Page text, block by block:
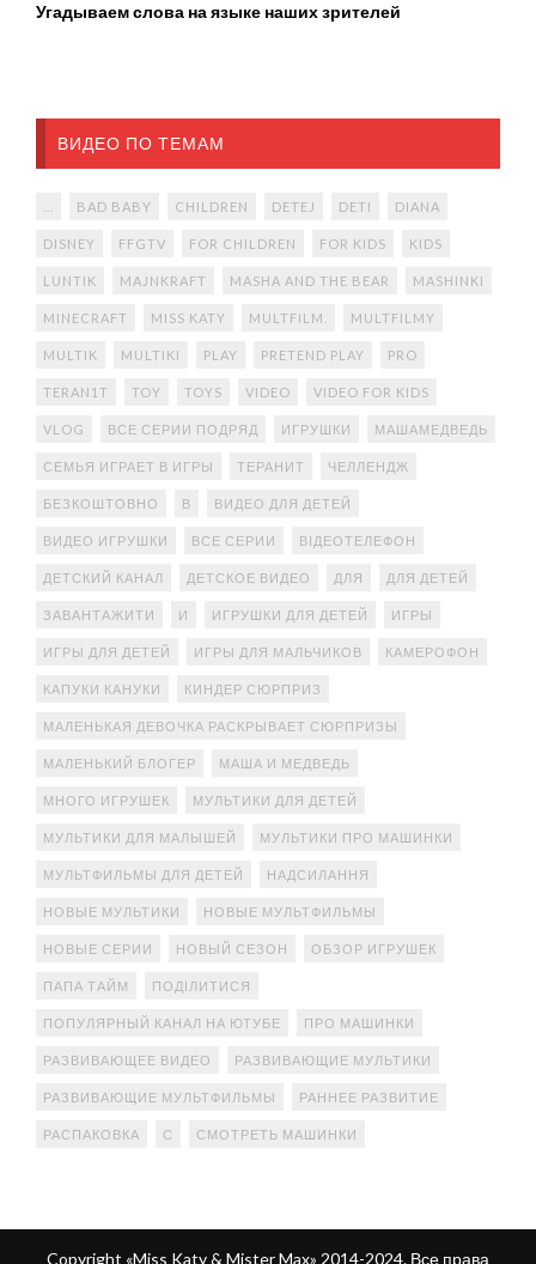
Угадываем слова на языке наших зрителей
ВИДЕО ПО ТЕМАМ
BAD BABY CHILDREN DETEJ DETI DIANA
DISNEY FFGTV FOR CHILDREN FOR KIDS KIDS
LUNTIK MAJNKRAFT MASHA AND THE BEAR MASHINKI
MINECRAFT MISS KATY MULTFILM. MULTFILMY
MULTIK MULTIKI PLAY PRETEND PLAY PRO
TERAN1T TOY TOYS VIDEO VIDEO FOR KIDS
VLOG ВСЕ СЕРИИ ПОДРЯД ИГРУШКИ МАШАМЕДВЕДЬ
СЕМЬЯ ИГРАЕТ В ИГРЫ ТЕРАНИТ ЧЕЛЛЕНДЖ
БЕЗКОШТОВНО В ВИДЕО ДЛЯ ДЕТЕЙ
ВИДЕО ИГРУШКИ ВСЕ СЕРИИ ВІДЕОТЕЛЕФОН
ДЕТСКИЙ КАНАЛ ДЕТСКОЕ ВИДЕО ДЛЯ ДЛЯ ДЕТЕЙ
ЗАВАНТАЖИТИ И ИГРУШКИ ДЛЯ ДЕТЕЙ ИГРЫ
ИГРЫ ДЛЯ ДЕТЕЙ ИГРЫ ДЛЯ МАЛЬЧИКОВ КАМЕРОФОН
КАПУКИ КАНУКИ КИНДЕР СЮРПРИЗ
МАЛЕНЬКАЯ ДЕВОЧКА РАСКРЫВАЕТ СЮРПРИЗЫ
МАЛЕНЬКИЙ БЛОГЕР МАША И МЕДВЕДЬ
МНОГО ИГРУШЕК МУЛЬТИКИ ДЛЯ ДЕТЕЙ
МУЛЬТИКИ ДЛЯ МАЛЫШЕЙ МУЛЬТИКИ ПРО МАШИНКИ
МУЛЬТФИЛЬМЫ ДЛЯ ДЕТЕЙ НАДСИЛАННЯ
НОВЫЕ МУЛЬТИКИ НОВЫЕ МУЛЬТФИЛЬМЫ
НОВЫЕ СЕРИИ НОВЫЙ СЕЗОН ОБЗОР ИГРУШЕК
ПАПА ТАЙМ ПОДІЛИТИСЯ
ПОПУЛЯРНЫЙ КАНАЛ НА ЮТУБЕ ПРО МАШИНКИ
РАЗВИВАЮЩЕЕ ВИДЕО РАЗВИВАЮЩИЕ МУЛЬТИКИ
РАЗВИВАЮЩИЕ МУЛЬТФИЛЬМЫ РАННЕЕ РАЗВИТИЕ
РАСПАКОВКА С СМОТРЕТЬ МАШИНКИ
Copyright «Miss Katy & Mister Max» 2014-2024. Все права